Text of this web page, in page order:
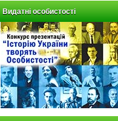
Видатні особистості